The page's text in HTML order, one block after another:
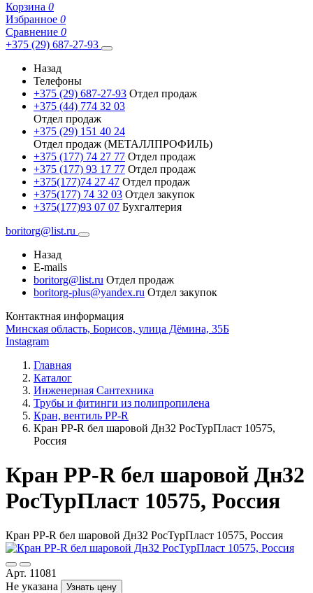
Корзина 0
Избранное 0
Сравнение 0
+375 (29) 687-27-93
Назад
Телефоны
+375 (29) 687-27-93 Отдел продаж
+375 (44) 774 32 03
Отдел продаж
+375 (29) 151 40 24
Отдел продаж (МЕТАЛЛПРОФИЛЬ)
+375 (177) 74 27 77 Отдел продаж
+375 (177) 93 17 77 Отдел продаж
+375(177)74 27 47 Отдел продаж
+375(177) 74 32 03 Отдел закупок
+375(177)93 07 07 Бухгалтерия
boritorg@list.ru
Назад
E-mails
boritorg@list.ru Отдел продаж
boritorg-plus@yandex.ru Отдел закупок
Контактная информация
Минская область, Борисов, улица Дёмина, 35Б
Instagram
Главная
Каталог
Инженерная Сантехника
Трубы и фитинги из полипропилена
Кран, вентиль PP-R
Кран PP-R бел шаровой Дн32 РосТурПласт 10575,
Россия
Кран PP-R бел шаровой Дн32
РосТурПласт 10575, Россия
Кран PP-R бел шаровой Дн32 РосТурПласт 10575, Россия
Арт. 11081
Не указана
Узнать цену